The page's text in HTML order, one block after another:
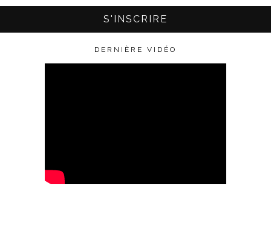
DERNIÈRE VIDÉO